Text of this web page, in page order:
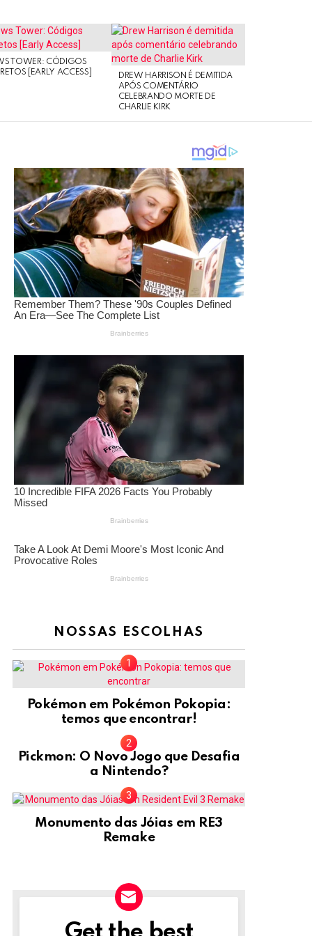
TOWER: CÓDIGOS
[EARLY ACCESS]
DREW HARRISON É DEMITIDA
APÓS COMENTÁRIO
CELEBRANDO MORTE DE
CHARLIE KIRK
NOSSAS ESCOLHAS
Pokémon em Pokémon Pokopia:
temos que encontrar!
Pickmon: O Novo Jogo que Desafia
a Nintendo?
Monumento das Jóias em RE3
Remake
NEWSLETTER